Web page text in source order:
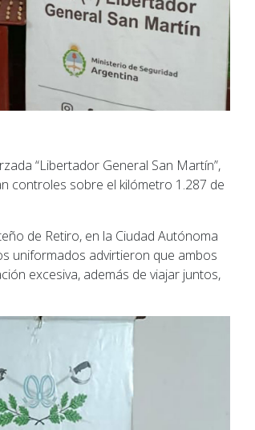
“Libertador General San Martín”,
controles sobre el kilómetro 1.287 de
de Retiro, en la Ciudad Autónoma
uniformados advirtieron que ambos
excesiva, además de viajar juntos,